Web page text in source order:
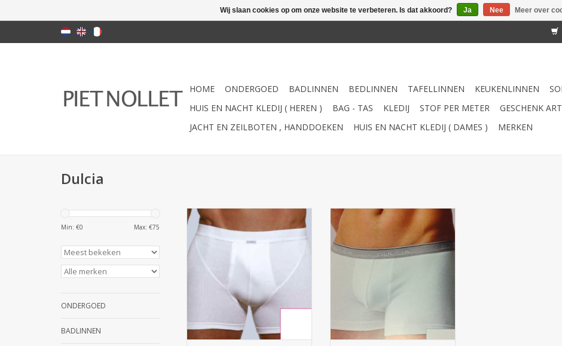
HOME ONDERGOED BADLINNEN BEDLINNEN TAFELLINNEN KEUKENLINNEN
HUIS EN NACHT KLEDIJ ( HEREN )
BAG - TAS KLEDIJ STOF PER METER GESCHENK
JACHT EN ZEILBOTEN , HANDDOEKEN
HUIS EN NACHT KLEDIJ ( DAMES ) MERKEN
Dulcia
Min: €0 Max: €75
ONDERGOED
BADLINNEN
Boxer sjort : 100 % katoen
Prijs is per 2 stuks
TOEVOEGEN AAN WINKELWAGEN
Boxer sjort : 100 % stretch
katoen
Prijs is per 2 stuks
TOEVOEGEN AAN WINKELWAGEN
Wij slaan cookies op om onze website te verbeteren. Is dat akkoord? Ja Nee Meer over